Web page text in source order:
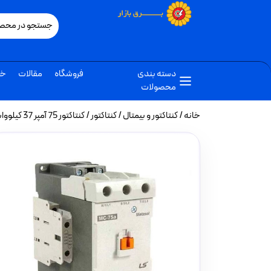
دسته بندی
محصولات
فروشگاه مقالات
خانه/کنتاکتور و بیمتال/کنتاکتور/ کنتاکتور 75 آمپر 37 کیلووات بوبین VAC 220 برند LS مدل MC-75a